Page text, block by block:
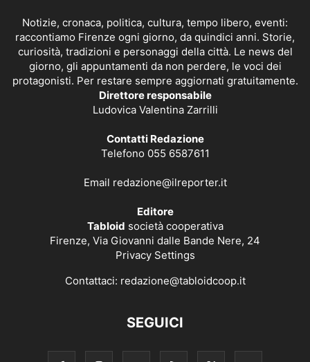
Notizie, cronaca, politica, cultura, tempo libero, eventi:
raccontiamo Firenze ogni giorno, da quindici anni. Storie,
curiosità, tradizioni e personaggi della città. Le news del
giorno, gli appuntamenti da non perdere, le voci dei
protagonisti. Per restare sempre aggiornati gratuitamente.
Direttore responsabile
Ludovica Valentina Zarrilli
Contatti Redazione
Telefono 055 6587611
Email redazione@ilreporter.it
Editore
Tabloid società cooperativa
Firenze, Via Giovanni dalle Bande Nere, 24
Privacy Settings
Contattaci: redazione@tabloidcoop.it
SEGUICI